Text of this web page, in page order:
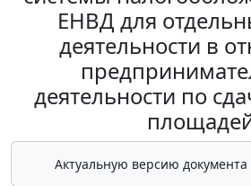
ЕНВД для
деятельности в
деятельности по
Актуальную версию документа